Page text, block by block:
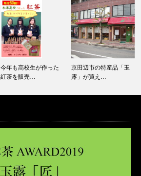
今年も高校生が作った
紅茶を販売…
京田辺市の特産品「玉
露」が買え…